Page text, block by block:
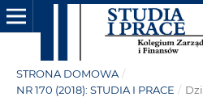
STRONA DOMOWA /
NR 170 (2018): STUDIA I PRACE /